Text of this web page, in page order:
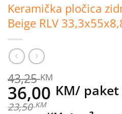
Keramička pločica
Beige RLV
43,25KM
Original
price
36,00 KM
price
/ paket
23,50KM